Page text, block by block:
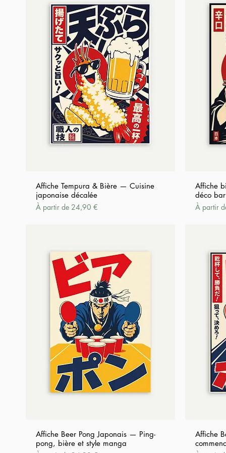
Affiche Tempura & Bière — Cuisine
japonaise décalée
À partir de 24,90 €
Prix promotionnel
Affiche
déco
À partir
Prix
Affiche Beer Pong Japonais — Ping-
pong, bière et style manga
Affiche